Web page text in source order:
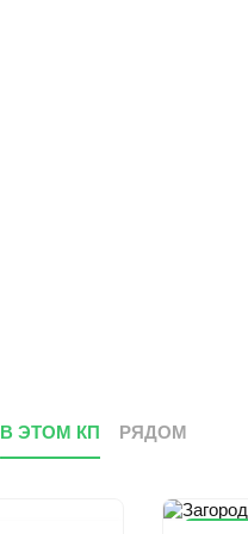
В ЭТОМ КП РЯДОМ